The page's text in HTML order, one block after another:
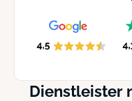
Dienstleister